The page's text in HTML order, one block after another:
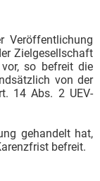
Veröffentlichung
Zielgesellschaft
so befreit die
von der
14 Abs. 2 UEV-
gehandelt hat,
befreit.